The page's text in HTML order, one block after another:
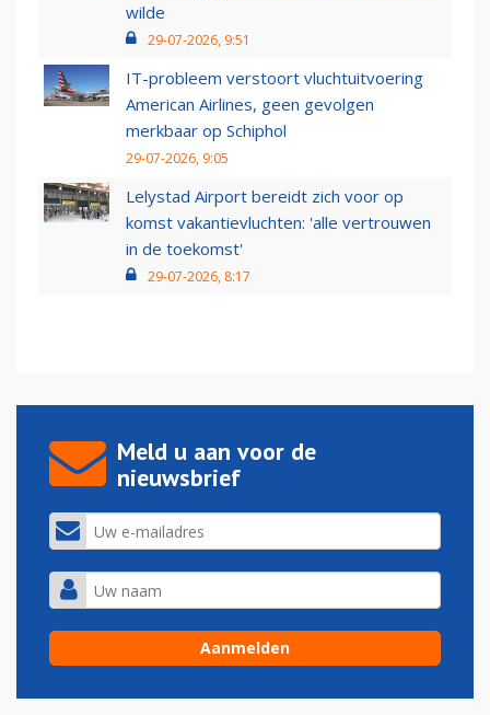
wilde
29-07-2026, 9:51
IT-probleem verstoort vluchtuitvoering
American Airlines, geen gevolgen
merkbaar op Schiphol
29-07-2026, 9:05
Lelystad Airport bereidt zich voor op
komst vakantievluchten: 'alle vertrouwen
in de toekomst'
29-07-2026, 8:17
Meld u aan voor de
nieuwsbrief